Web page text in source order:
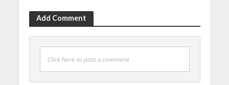
Add Comment
Click here to post a comment